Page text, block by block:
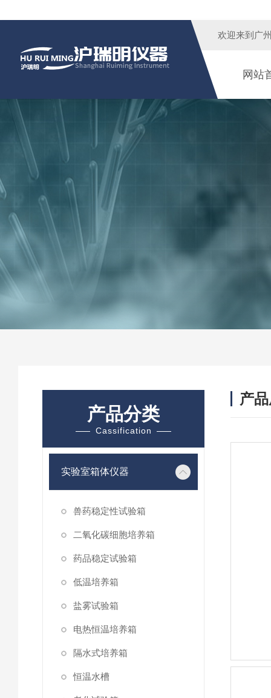
欢迎来到广
网站
产品分类
Cassification
实验室箱体仪器
兽药稳定性试验箱
二氧化碳细胞培养箱
药品稳定试验箱
低温培养箱
盐雾试验箱
电热恒温培养箱
隔水式培养箱
恒温水槽
产